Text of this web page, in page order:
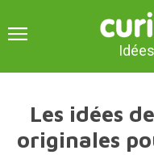
Les idées
originales